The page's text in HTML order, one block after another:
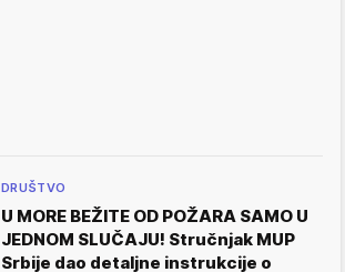
DRUŠTVO
U MORE BEŽITE OD POŽARA SAMO U
JEDNOM SLUČAJU! Stručnjak MUP
Srbije dao detaljne instrukcije o